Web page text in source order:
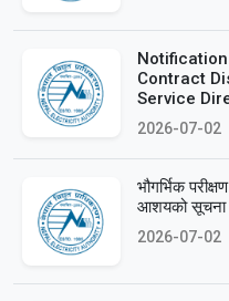
Contract
Service
2026-07-02
भौगर्भिक
आशयको सूचना
2026-07-02